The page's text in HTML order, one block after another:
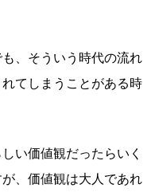
、そういう時代の流れ
てしまうことがある時
い価値観だったらいく
、価値観は大人であれ